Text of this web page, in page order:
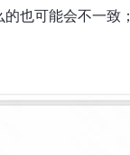
也可能会不一致；